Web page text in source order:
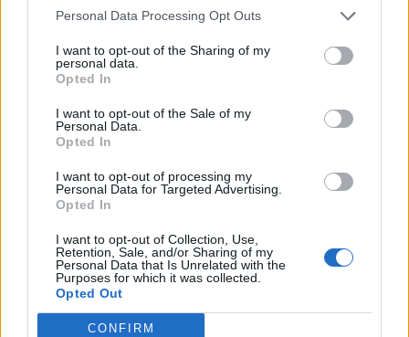
Personal Data Processing Opt Outs
I want to opt-out of the Sharing of my
personal data.
Opted In
I want to opt-out of the Sale of my
Personal Data.
Opted In
I want to opt-out of processing my
Personal Data for Targeted Advertising.
Opted In
I want to opt-out of Collection, Use,
Retention, Sale, and/or Sharing of my
Personal Data that Is Unrelated with the
Purposes for which it was collected.
Opted Out
CONFIRM